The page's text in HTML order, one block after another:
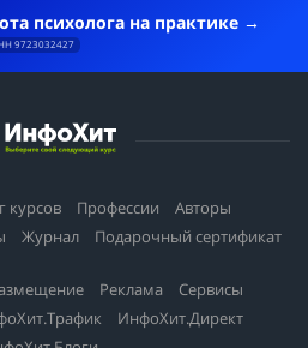
психолога на практике
9723032427
курсов Профессии
Авторы
Журнал Подарочный сертификат
Реклама
Сервисы
ИнфоХит.Директ